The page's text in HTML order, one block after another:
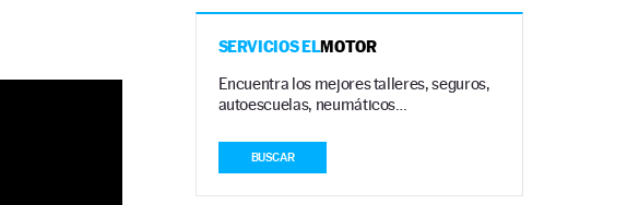
SERVICIOS ELMOTOR
Encuentra los mejores talleres, seguros,
autoescuelas, neumáticos…
BUSCAR